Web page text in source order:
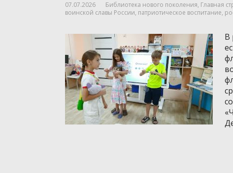
07.07.2026 Библиотека нового поколения, Главная
воинской славы России, патриотическое воспитание,
В